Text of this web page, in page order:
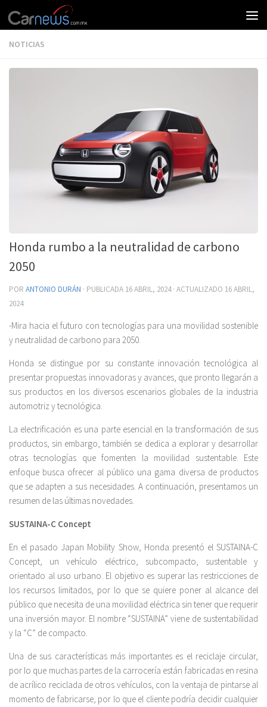
NOTICIAS
Honda rumbo a la neutralidad de carbono
2050
POR ANTONIO DURÁN · PUBLICADA 16 ABRIL, 2024· ACTUALIZADO 16 ABRIL,
2024
-Mira hacia el futuro con tecnologías para una movilidad sostenible
y neutralidad de carbono para 2050.
Honda se distingue por su constante innovación tecnológica al
presentar propuestas innovadoras y avances, que pronto llegarán a
sus productos en los diversos escenarios globales de la industria
automotriz y tecnológica.
La electrificación es una parte esencial en la transformación de sus
productos, sin embargo, también se dedica a explorar y desarrollar
otras tecnologías que fomenten la movilidad sustentable. Este
enfoque busca ofrecer al público una gama diversa de productos
que se adapten a sus necesidades. A continuación, presentamos un
resumen de las últimas novedades.
SUSTAINA-C Concept
En el pasado Japan Mobility Show, Honda presentó el SUSTAINA-C
Concept, un vehículo eléctrico, subcompacto, sustentable y
orientado al uso urbano. El objetivo es superar las restricciones de
los recursos limitados, por lo que se quiere poner al alcance del
público que necesita de una movilidad eléctrica sin tener que requerir
una inversión mayor. El nombre “SUSTAINA” viene de sustentabilidad
y la “C” de compacto.
Una de sus características más importantes es el reciclaje circular,
por lo que muchas partes de la carrocería están fabricadas en resina
de acrílico reciclada de otros vehículos, con la ventaja de pintarse al
momento de fabricarse, por lo que el cliente podría decidir cualquier